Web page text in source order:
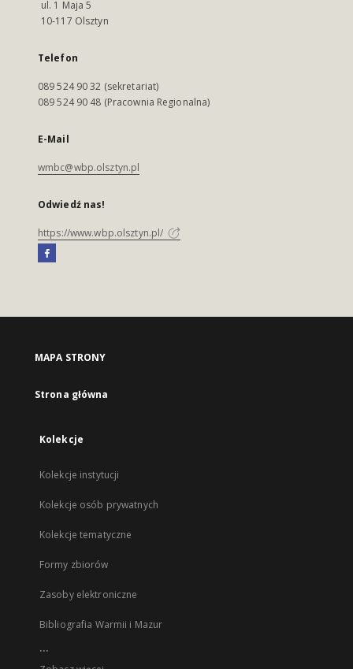
ul. 1 Maja 5
10-117 Olsztyn
Telefon
089 524 90 32 (sekretariat)
089 524 90 48 (Pracownia Regionalna)
E-Mail
wmbc@wbp.olsztyn.pl
Odwiedź nas!
https://www.wbp.olsztyn.pl/
MAPA STRONY
Strona główna
Kolekcje
Kolekcje instytucji
Kolekcje osób prywatnych
Kolekcje tematyczne
Formy zbiorów
Zasoby elektroniczne
Bibliografia Warmii i Mazur
...